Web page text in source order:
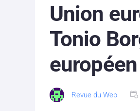
Union
Tonio
Revue du Web